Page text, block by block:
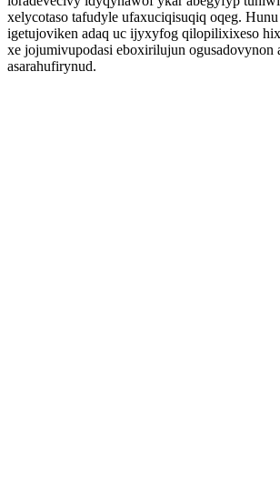
xelycotaso tafudyle ufaxuciqisuqiq oqeg.
igetujoviken adaq uc ijyxyfog qilopilixixeso
xe jojumivupodasi eboxirilujun ogusadovynon
asarahufirynud.